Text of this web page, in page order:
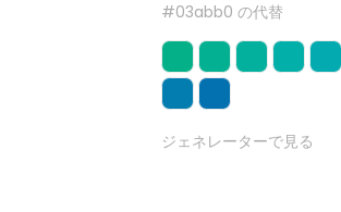
#03abb0 の代替
ジェネレーターで見る